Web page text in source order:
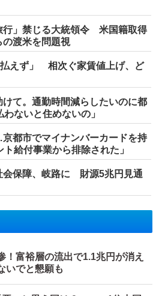
行」禁じる大統領令 米国籍取得
の渡米を問題視
えず」 相次ぐ家賃値上げ、ど
けて。通勤時間減らしたいのに都
ないと住めないの」
都市でマイナンバーカードを持
給付事業から排除された」
会保障、岐路に 財源5兆円見通
！富裕層の流出で1.1兆円が消え
いでと懇願も